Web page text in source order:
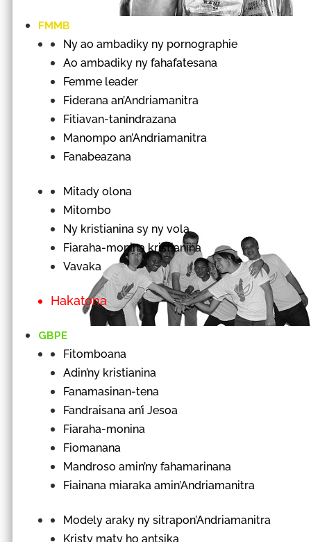
FMMB
Ny ao ambadiky ny pornographie
Ao ambadiky ny fahafatesana
Femme leader
Fiderana an’Andriamanitra
Fitiavan-tanindrazana
Manompo an’Andriamanitra
Fanabeazana
Mitady olona
Mitombo
Ny kristianina sy ny vola
Fiaraha-monina kristianina
Vavaka
Hakatona
GBPE
Fitomboana
Adin’ny kristianina
Fanamasinan-tena
Fandraisana an’i Jesoa
Fiaraha-monina
Fiomanana
Mandroso amin’ny fahamarinana
Fiainana miaraka amin’Andriamanitra
Modely araky ny sitrapon’Andriamanitra
Kristy maty ho antsika